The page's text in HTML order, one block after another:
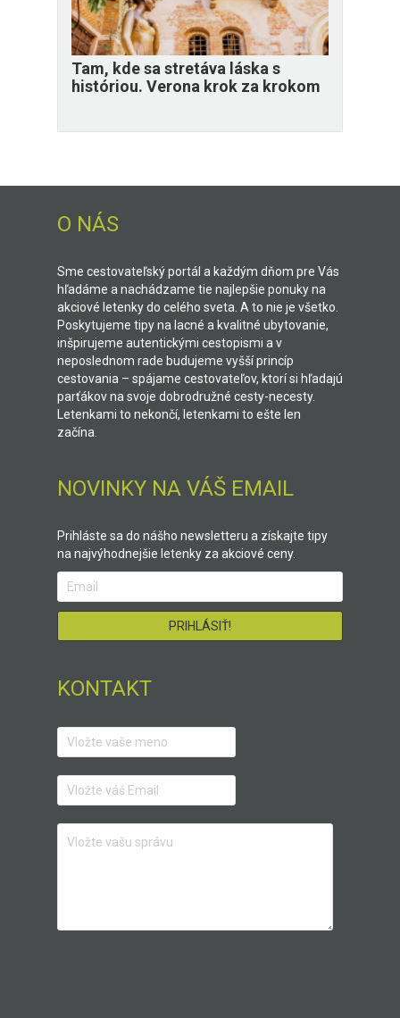
Tam, kde sa stretáva láska s
históriou. Verona krok za krokom
O NÁS
Sme cestovateľský portál a každým dňom pre Vás
hľadáme a nachádzame tie najlepšie ponuky na
akciové letenky do celého sveta. A to nie je všetko.
Poskytujeme tipy na lacné a kvalitné ubytovanie,
inšpirujeme autentickými cestopismi a v
neposlednom rade budujeme vyšší princíp
cestovania – spájame cestovateľov, ktorí si hľadajú
parťákov na svoje dobrodružné cesty-necesty.
Letenkami to nekončí, letenkami to ešte len
začína.
NOVINKY NA VÁŠ EMAIL
Prihláste sa do nášho newsletteru a získajte tipy
na najvýhodnejšie letenky za akciové ceny.
KONTAKT